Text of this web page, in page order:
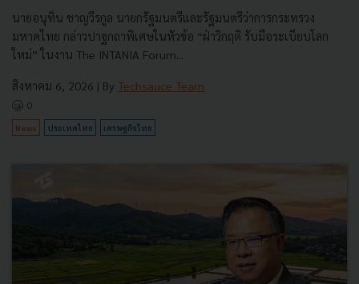
นายอนุทิน ชาญวีรกูล นายกรัฐมนตรีและรัฐมนตรีว่าการกระทรวง
มหาดไทย กล่าวปาฐกถาพิเศษในหัวข้อ “ฝ่าวิกฤติ รับมือระเบียบโลก
ใหม่” ในงาน The INTANIA Forum...
สิงหาคม 6, 2026 | By Techsauce Team
0
News ประเทศไทย เศรษฐกิจไทย